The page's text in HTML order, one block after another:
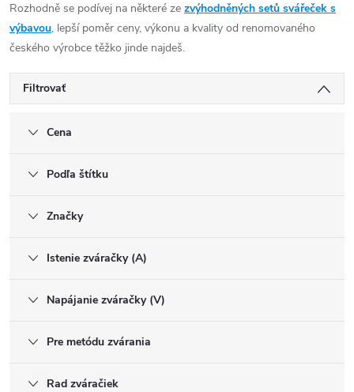
Rozhodně se podívej na některé ze zvýhodněných setů svářeček s
výbavou, lepší poměr ceny, výkonu a kvality od renomovaného
českého výrobce těžko jinde najdeš.
Filtrovať
Cena
Podľa štítku
Značky
Istenie zváračky (A)
Napájanie zváračky (V)
Pre metódu zvárania
Rad zváračiek